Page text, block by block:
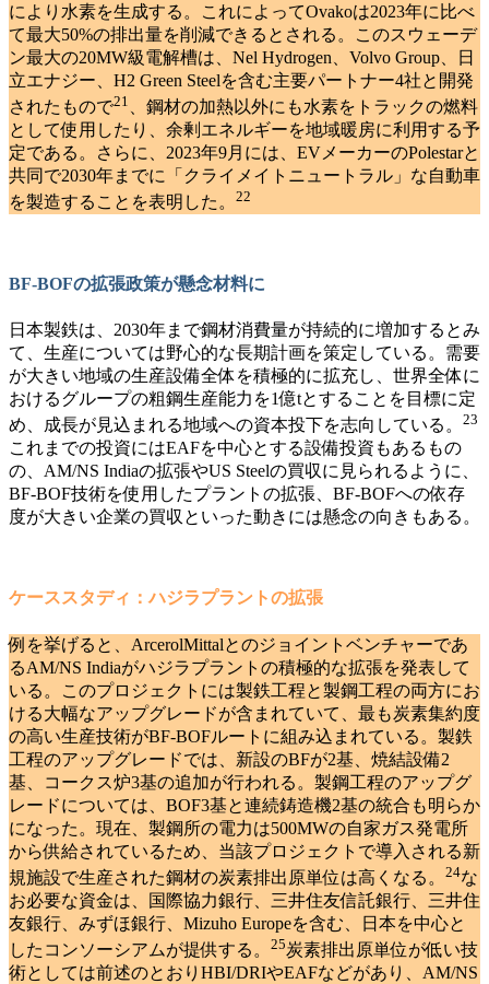
により水素を生成する。これによってOvakoは2023年に比べ
て最大50%の排出量を削減できるとされる。このスウェーデ
ン最大の20MW級電解槽は、Nel Hydrogen、Volvo Group、日
立エナジー、H2 Green Steelを含む主要パートナー4社と開発
されたもので21
、鋼材の加熱以外にも水素をトラックの燃料
として使用したり、余剰エネルギーを地域暖房に利用する予
定である。さらに、2023年9月には、EVメーカーのPolestarと
共同で2030年までに「クライメイトニュートラル」な自動車
を製造することを表明した 。 22
BF-BOFの拡張政策が懸念材料に
日本製鉄は、2030年まで鋼材消費量が持続的に増加するとみ
て、生産については野心的な長期計画を策定している。需要
が大きい地域の生産設備全体を積極的に拡充し、世界全体に
おけるグループの粗鋼生産能力を1億tとすることを目標に定
め、成長が見込まれる地域への資本投下を志向している 。 23
これまでの投資にはEAFを中心とする設備投資もあるもの
の、AM/NS Indiaの拡張やUS Steelの買収に見られるように、
BF-BOF技術を使用したプラントの拡張、BF-BOFへの依存
度が大きい企業の買収といった動きには懸念の向きもある。
ケーススタディ：ハジラプラントの拡張
例を挙げると、ArcerolMittalとのジョイントベンチャーであ
るAM/NS Indiaがハジラプラントの積極的な拡張を発表して
いる。このプロジェクトには製鉄工程と製鋼工程の両方にお
ける大幅なアップグレードが含まれていて、最も炭素集約度
の高い生産技術がBF-BOFルートに組み込まれている。製鉄
工程のアップグレードでは、新設のBFが2基、焼結設備2
基、コークス炉3基の追加が行われる。製鋼工程のアップグ
レードについては、BOF3基と連続鋳造機2基の統合も明らか
になった。現在、製鋼所の電力は500MWの自家ガス発電所
から供給されているため、当該プロジェクトで導入される新
規施設で生産された鋼材の炭素排出原単位は高くなる 。 24な
お必要な資金は、国際協力銀行、三井住友信託銀行、三井住
友銀行、みずほ銀行、Mizuho Europeを含む、日本を中心と
したコンソーシアムが提供する 。 25炭素排出原単位が低い技
術としては前述のとおりHBI/DRIやEAFなどがあり、AM/NS